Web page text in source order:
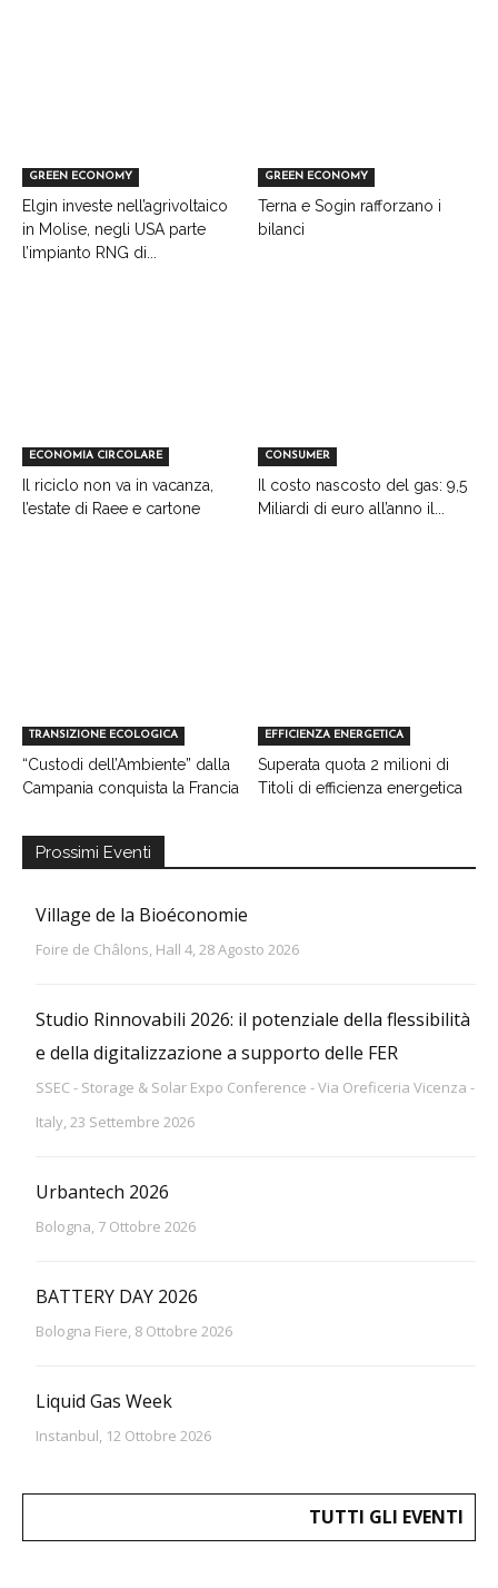
GREEN ECONOMY
Elgin investe nell’agrivoltaico
in Molise, negli USA parte
l’impianto RNG di...
GREEN ECONOMY
Terna e Sogin rafforzano i
bilanci
ECONOMIA CIRCOLARE
Il riciclo non va in vacanza,
l’estate di Raee e cartone
CONSUMER
Il costo nascosto del gas: 9,5
Miliardi di euro all’anno il...
TRANSIZIONE ECOLOGICA
“Custodi dell’Ambiente” dalla
Campania conquista la Francia
EFFICIENZA ENERGETICA
Superata quota 2 milioni di
Titoli di efficienza energetica
Prossimi Eventi
Village de la Bioéconomie
Foire de Châlons, Hall 4, 28 Agosto 2026
Studio Rinnovabili 2026: il potenziale della flessibilità
e della digitalizzazione a supporto delle FER
SSEC - Storage & Solar Expo Conference - Via Oreficeria Vicenza -
Italy, 23 Settembre 2026
Urbantech 2026
Bologna, 7 Ottobre 2026
BATTERY DAY 2026
Bologna Fiere, 8 Ottobre 2026
Liquid Gas Week
Instanbul, 12 Ottobre 2026
TUTTI GLI EVENTI